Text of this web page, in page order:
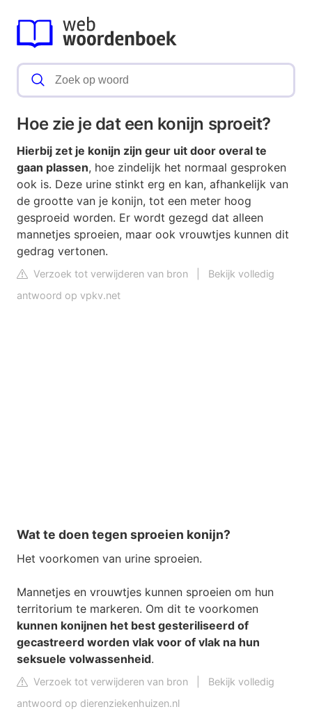
Hoe zie je dat een konijn sproeit?
Hierbij zet je konijn zijn geur uit door overal te
gaan plassen, hoe zindelijk het normaal gesproken
ook is. Deze urine stinkt erg en kan, afhankelijk van
de grootte van je konijn, tot een meter hoog
gesproeid worden. Er wordt gezegd dat alleen
mannetjes sproeien, maar ook vrouwtjes kunnen dit
gedrag vertonen.
Verzoek tot verwijderen van bron
Bekijk volledig
antwoord op vpkv.net
Wat te doen tegen sproeien konijn?
Het voorkomen van urine sproeien.
Mannetjes en vrouwtjes kunnen sproeien om hun
territorium te markeren. Om dit te voorkomen
kunnen konijnen het best gesteriliseerd of
gecastreerd worden vlak voor of vlak na hun
seksuele volwassenheid.
Verzoek tot verwijderen van bron
Bekijk volledig
antwoord op dierenziekenhuizen.nl